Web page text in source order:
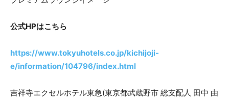
公式HPはこちら
https://www.tokyuhotels.co.jp/kichijoji-
e/information/104796/index.html
吉祥寺エクセルホテル東急(東京都武蔵野市 総支配人 田中 由